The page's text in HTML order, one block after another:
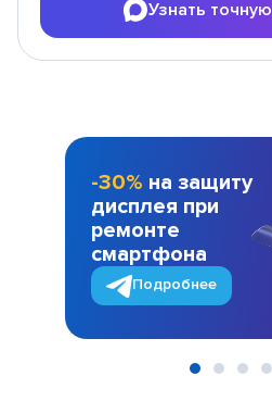
Узнать
-30% на защиту
дисплея при
ремонте
смартфона
Подробнее